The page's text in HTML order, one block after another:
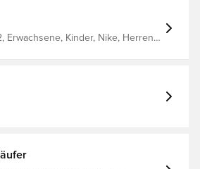
bereitet. Unisport ist
U NK STRIKE KH HM,
BLUE/SAIL, XL
Erwachsene, Kinder, Nike, Herren,